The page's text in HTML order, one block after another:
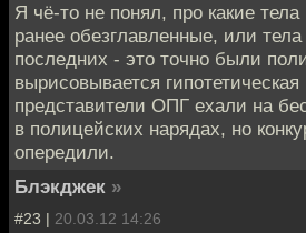
Я чё-то не понял, про какие
ранее обезглавленные, или
последних - это точно были
вырисовывается
представители ОПГ ехали на
в полицейских нарядах, но
опередили.
Блэкджек »
#23 | 20.03.12 14:26